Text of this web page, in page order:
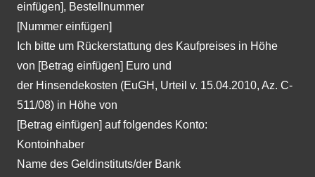
einfügen], Bestellnummer
[Nummer einfügen]
Ich bitte um Rückerstattung des Kaufpreises in Höhe
von [Betrag einfügen] Euro und
der Hinsendekosten (EuGH, Urteil v. 15.04.2010, Az. C-
511/08) in Höhe von
[Betrag einfügen] auf folgendes Konto:
Kontoinhaber
Name des Geldinstituts/der Bank